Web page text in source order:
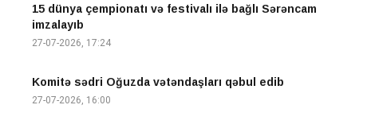
15 dünya çempionatı və festivalı ilə bağlı Sərəncam
imzalayıb
27-07-2026, 17:24
Komitə sədri Oğuzda vətəndaşları qəbul edib
27-07-2026, 16:00